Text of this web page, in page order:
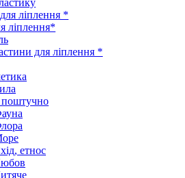
ліплення *
ліплення*
для ліплення *
етнос